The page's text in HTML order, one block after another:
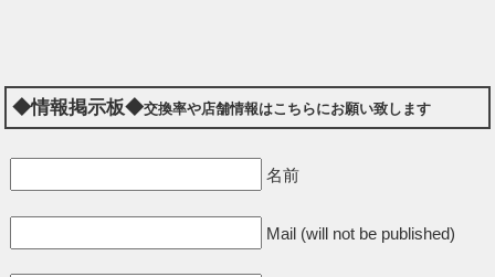
◆情報掲示板◆交換率や店舗情報はこちらにお願い致します
名前
Mail (will not be published)